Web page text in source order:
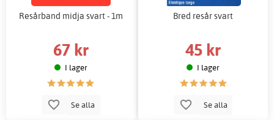
Resårband midja svart - 1m
67 kr
I lager
Se alla
Bred resår svart
45 kr
I lager
Se alla